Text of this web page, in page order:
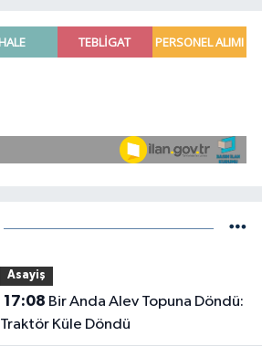
Asayiş
17:08
Traktör Küle Döndü